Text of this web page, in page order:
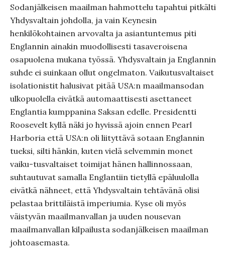
Sodanjälkeisen maailman hahmottelu tapahtui pitkälti
Yhdysvaltain johdolla, ja vain Keynesin
henkilökohtainen arvovalta ja asiantuntemus piti
Englannin ainakin muodollisesti tasaveroisena
osapuolena mukana työssä. Yhdysvaltain ja Englannin
suhde ei suinkaan ollut ongelmaton. Vaikutusvaltaiset
isolationistit halusivat pitää USA:n maailmansodan
ulkopuolella eivätkä automaattisesti asettaneet
Englantia kumppanina Saksan edelle. Presidentti
Roosevelt kyllä näki jo hyvissä ajoin ennen Pearl
Harboria että USA:n oli liityttävä sotaan Englannin
tueksi, silti hänkin, kuten vielä selvemmin monet
vaiku-tusvaltaiset toimijat hänen hallinnossaan,
suhtautuvat samalla Englantiin tietyllä epäluulolla
eivätkä nähneet, että Yhdysvaltain tehtävänä olisi
pelastaa brittiläistä imperiumia. Kyse oli myös
väistyvän maailmanvallan ja uuden nousevan
maailmanvallan kilpailusta sodanjälkeisen maailman
johtoasemasta.